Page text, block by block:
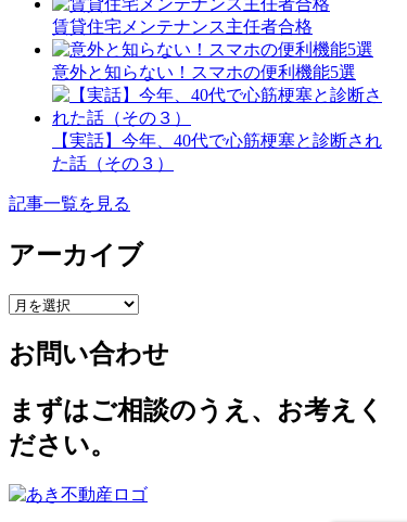
賃貸住宅メンテナンス主任者合格
意外と知らない！スマホの便利機能5選
【実話】今年、40代で心筋梗塞と診断され
た話（その３）
記事一覧を見る
アーカイブ
ア
カ
イ
ブ
お問い合わせ
まずはご相談のうえ、お考えく
ださい。